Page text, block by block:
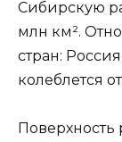
Сибирскую
млн км².
стран:
колеблется
Поверхность